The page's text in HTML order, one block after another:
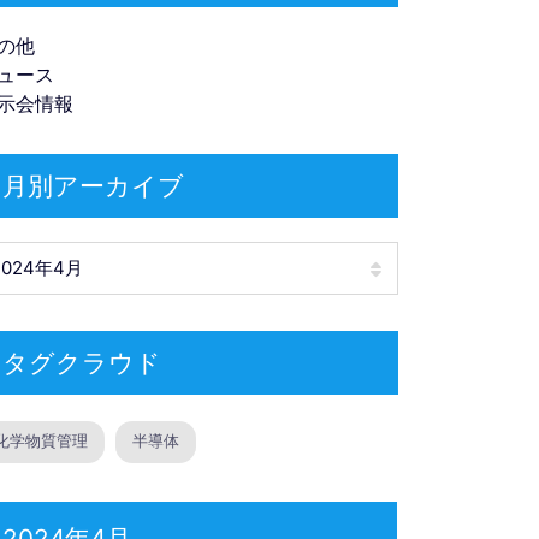
他
ース
会情報
月別アーカイブ
アーカイブ
タグクラウド
学物質管理 半導体